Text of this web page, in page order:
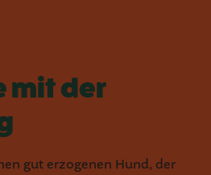
mit der
gut erzogenen Hund, der